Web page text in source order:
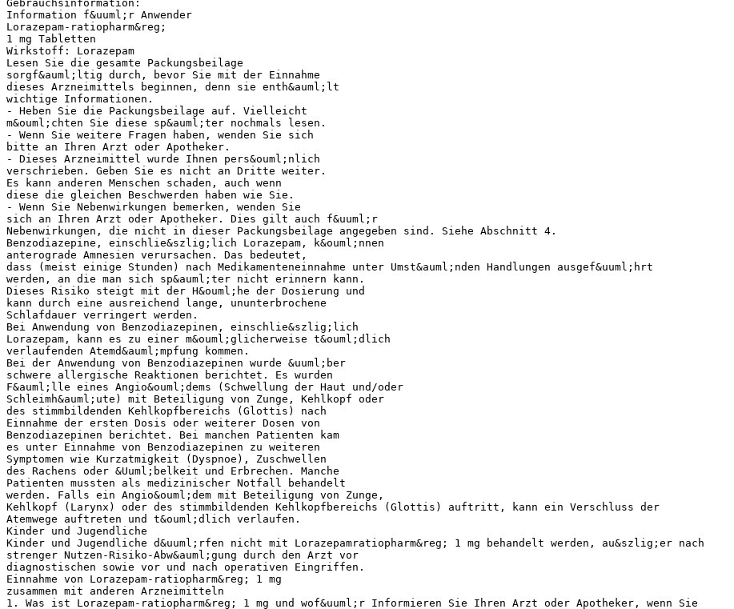
Gebrauchsinformation: Information f&uuml;r Anwender Lorazepam-ratiopharm&reg; 1 mg Tabletten Wirkstoff: Lorazepam Lesen Sie die gesamte Packungsbeilage sorgf&auml;ltig durch, bevor Sie mit der Einnahme dieses Arzneimittels beginnen, denn sie enth&auml;lt wichtige Informationen. - Heben Sie die Packungsbeilage auf. Vielleicht m&ouml;chten Sie diese sp&auml;ter nochmals lesen. - Wenn Sie weitere Fragen haben, wenden Sie sich bitte an Ihren Arzt oder Apotheker. - Dieses Arzneimittel wurde Ihnen pers&ouml;nlich verschrieben. Geben Sie es nicht an Dritte weiter. Es kann anderen Menschen schaden, auch wenn diese die gleichen Beschwerden haben wie Sie. - Wenn Sie Nebenwirkungen bemerken, wenden Sie sich an Ihren Arzt oder Apotheker. Dies gilt auch f&uuml;r Nebenwirkungen, die nicht in dieser Packungsbeilage angegeben sind. Siehe Abschnitt 4. Benzodiazepine, einschlie&szlig;lich Lorazepam, k&ouml;nnen anterograde Amnesien verursachen. Das bedeutet, dass (meist einige Stunden) nach Medikamenteneinnahme unter Umst&auml;nden Handlungen ausgef&uuml;hrt werden, an die man sich sp&auml;ter nicht erinnern kann. Dieses Risiko steigt mit der H&ouml;he der Dosierung und kann durch eine ausreichend lange, ununterbrochene Schlafdauer verringert werden. Bei Anwendung von Benzodiazepinen, einschlie&szlig;lich Lorazepam, kann es zu einer m&ouml;glicherweise t&ouml;dlich verlaufenden Atemd&auml;mpfung kommen. Bei der Anwendung von Benzodiazepinen wurde &uuml;ber schwere allergische Reaktionen berichtet. Es wurden F&auml;lle eines Angio&ouml;dems (Schwellung der Haut und/oder Schleimh&auml;ute) mit Beteiligung von Zunge, Kehlkopf oder des stimmbildenden Kehlkopfbereichs (Glottis) nach Einnahme der ersten Dosis oder weiterer Dosen von Benzodiazepinen berichtet. Bei manchen Patienten kam es unter Einnahme von Benzodiazepinen zu weiteren Symptomen wie Kurzatmigkeit (Dyspnoe), Zuschwellen des Rachens oder &Uuml;belkeit und Erbrechen. Manche Patienten mussten als medizinischer Notfall behandelt werden. Falls ein Angio&ouml;dem mit Beteiligung von Zunge, Kehlkopf (Larynx) oder des stimmbildenden Kehlkopfbereichs (Glottis) auftritt, kann ein Verschluss der Atemwege auftreten und t&ouml;dlich verlaufen. Kinder und Jugendliche Kinder und Jugendliche d&uuml;rfen nicht mit Lorazepamratiopharm&reg; 1 mg behandelt werden, au&szlig;er nach strenger Nutzen-Risiko-Abw&auml;gung durch den Arzt vor diagnostischen sowie vor und nach operativen Eingriffen. Einnahme von Lorazepam-ratiopharm&reg; 1 mg zusammen mit anderen Arzneimitteln 1. Was ist Lorazepam-ratiopharm&reg; 1 mg und wof&uuml;r Informieren Sie Ihren Arzt oder Apotheker, wenn Sie wird es angewendet? andere Arzneimittel einnehmen/anwenden k&uuml;rzlich andere Arzneimittel eingenommen/angewendet haben, 2. Was sollten Sie vor der Einnahme von oder beabsichtigen andere Arzneimittel einzunehmen/ Lorazepam-ratiopharm&reg; 1 mg beachten? anzuwenden. Informieren Sie Ihren Arzt insbesondere bei folgenden 3. Wie ist Lorazepam-ratiopharm&reg; 1 mg Arzneimitteln: einzunehmen? • Zentral d&auml;mpfenden Arzneimittel (z. B. Psychopharmaka, Schlafmittel, Beruhigungsmittel, 4. Welche Nebenwirkungen sind m&ouml;glich? Narkosemittel, Betablocker, Schmerzmittel vom 5. Wie ist Lorazepam-ratiopharm&reg; 1 mg Opiattyp, sedierende Antihistaminika, Antiepileptika, aufzubewahren? Lithium-Pr&auml;parate): Es kann zu einer Verst&auml;rkung der zentral d&auml;mpfenden Effekte kommen. 6. Inhalt der Packung und weitere Informationen • Muskelerschlaffende Mittel (Muskelrelaxantien), Schmerzmittel und Lachgas: Die muskelerschlaffende Wirkung kann verst&auml;rkt werden – insbesondere bei &auml;lteren Patienten und bei h&ouml;herer Dosierung Was ist Lorazepam-ratiopharm&reg; 1 mg (Sturzgefahr!). . und wof&uuml;r wird es angewendet? • Levodopa: Die Wirkung von Levodopa kann gehemmt werden. Lorazepam-ratiopharm&reg; 1 mg ist ein beruhigendes • Cimetidin, Isoniazid, Erythromycin, Omeprazol, und angstl&ouml;sendes Arzneimittel (Tranquilizer) aus der Esomeprazol, Itraconazol, Ketoconazol, Fluconazol, Wirkstoffgruppe der Benzodiazepine. Voriconazol, Valproins&auml;ure, Probenecid: Die Wirkung Lorazepam-ratiopharm&reg; 1 mg wird angewendet von Lorazepam-ratiopharm&reg; 1 mg kann verst&auml;rkt und • zur symptomatischen Behandlung von akuten und verl&auml;ngert werden. chronischen Angst-, Spannungs- und Erregungs• Theophyllin, Aminophyllin, Rifampicin: Die Wirkung von zust&auml;nden sowie dadurch bedingte Schlafst&ouml;rungen. Lorazepam-ratiopharm&reg; 1 mg kann vermindert werden. • zur Beruhigung (Sedierung) vor untersuchenden • Clozapin: Es kann zu einer ausgepr&auml;gten D&auml;mpfung, (diagnostischen) sowie vor und nach operativen &uuml;berm&auml;&szlig;igem Speichelfluss und St&ouml;rungen der Eingriffen. Bewegungskoordination kommen. • Natriumoxybat: Kann eine Abflachung der Atmung Hinweise: verst&auml;rken und eine Notfallbehandlung erfordern. Nicht alle Angst-, Spannungs- und Erregungszust&auml;nde bed&uuml;rfen einer medikament&ouml;sen Behandlung. Oftmals sind Wenn Sie unter Dauerbehandlung mit anderen Arzneimitteln stehen, sind im Einzelfall Art und Umfang von sie Ausdruck k&ouml;rperlicher oder seelischer Erkrankungen Wechselwirkungen, besonders zu Beginn der Behandlung und k&ouml;nnen durch andere Ma&szlig;nahmen oder gezielte nicht sicher vorhersehbar. Behandlung der Grunderkrankungen behoben werden. Angst- und Spannungszust&auml;nde infolge von gew&ouml;hnlichem Einnahme von Lorazepam-ratiopharm&reg; 1 mg Alltagsstress sollten normalerweise nicht mit einem zusammen mit Nahrungsmitteln, Getr&auml;nken und Arzneimittel wie Lorazepam-ratiopharm&reg; 1 mg behandelt Alkohol werden. Die Einnahme von Grapefruitsaft kann die Wirkung von Der Einsatz von Lorazepam als Schlafmittel erscheint nur Lorazepam-ratiopharm&reg; 1 mg beeinflussen. W&auml;hrend dann gerechtfertigt, wenn gleichzeitig Benzodiazepinder Behandlung mit Lorazepam-ratiopharm&reg; 1 mg sollte Wirkungen am Tag erw&uuml;nscht sind. deshalb kein Grapefruitsaft eingenommen werden. Sie sollten keinen Alkohol trinken, da dieser die Wirkungen von Lorazepam-ratiopharm&reg; 1 mg in nicht Was sollten Sie vor der Einnahme vorhersehbarer Weise ver&auml;ndern und verst&auml;rken kann. . von Lorazepam-ratiopharm&reg; 1 mg Schwangerschaft und Stillzeit beachten? Wenn Sie schwanger sind oder stillen, oder wenn Sie Lorazepam-ratiopharm&reg; 1 mg darf nicht eingenommen vermuten, schwanger zu sein oder beabsichtigen, werden schwanger zu werden, fragen Sie vor der Einnahme • wenn Sie allergisch gegen Lorazepam, andere Arzneidieses Arzneimittels Ihren Arzt oder Apotheker um Rat. stoffe derselben Wirkstoffgruppe (Benzodiazepine) oder In der Schwangerschaft soll Lorazepam-ratiopharm&reg; 1 mg einen der in Abschnitt 6. genannten sonstigen Bestand- nicht eingenommen werden, da keine ausreichenden teile dieses Arzneimittels sind. therapeutischen Erfahrungen mit Lorazepam vorliegen. • bei bestehenden oder zur&uuml;ckliegenden Abh&auml;ngigkeitsEine w&auml;hrend der Behandlung mit Lorazepamerkrankungen (Alkohol, Arzneimittel, Drogen). ratiopharm&reg; 1 mg eintretende Schwangerschaft ist sofort • bei bestimmten Formen krankhafter Muskelschw&auml;che dem Arzt mitzuteilen, der &uuml;ber Weiterf&uuml;hren oder Beenden (Myasthenia gravis). der Therapie entscheidet. • bei St&ouml;rungen der Bewegungskoordination (zerebellare Bei l&auml;ngerer Einnahme von Benzodiazepinen und in und spinale Ataxien). h&ouml;heren Dosen durch die Schwangere k&ouml;nnen beim • bei akuter Vergiftung mit zentrald&auml;mpfenden ArzneiNeugeborenen durch Gew&ouml;hnung und Abh&auml;ngigkeit mitteln (z. B. Schlaf- oder Schmerzmittel, Arzneimittel Entzugserscheinungen nach der Geburt auftreten. zur Behandlung geistig-seelischer St&ouml;rungen wie Wird Lorazepam-ratiopharm&reg; 1 mg gegen Ende der Neuroleptika, Antidepressiva, Lithium) sowie Alkohol. Schwangerschaft oder in gr&ouml;&szlig;eren Dosen vor oder unter • wenn Sie unter St&ouml;rungen der Atmung leiden z. B. der Geburt verabreicht, k&ouml;nnen beim Neugeborenen zeitweiligem, vor&uuml;bergehendem Atemstillstand w&auml;hrend verminderte Aktivit&auml;t, erniedrigte K&ouml;rpertemperatur, des Schlafes (Schlafapnoe-Syndrom) oder chronischherabgesetzte Muskelspannung, Blutdruckerniedrigung, obstruktiver Lungenerkrankung. Atemd&auml;mpfung, Atemstillstand und Trinkm&uuml;digkeit • bei Kindern und Jugendlichen unter 18 Jahren, au&szlig;er (so genanntes „Floppy-infant-Syndrom“) auftreten. nach strenger Nutzen-Risiko-Abw&auml;gung durch den Arzt W&auml;hrend der Stillzeit sollte Lorazepam-ratiopharm&reg; 1 mg vor diagnostischen sowie vor und nach operativen nicht eingenommen werden, da Lorazepam in die Eingriffen. Muttermilch &uuml;bertritt. Bei zwingender Indikation sollte abgestillt werden. Warnhinweise und Vorsichtsma&szlig;nahmen Bitte sprechen Sie mit Ihrem Arzt oder Apotheker, bevor Verkehrst&uuml;chtigkeit und F&auml;higkeit zum Bedienen von Sie Lorazepam-ratiopharm&reg; 1 mg einnehmen. Maschinen • Bei einer der folgenden Erkrankungen: Dieses Arzneimittel kann auch bei bestimmungsgem&auml;&szlig;em Gebrauch das Reaktionsverm&ouml;gen so weit ver&auml;ndern, - Depressionen oder Angstzust&auml;nden verbunden mit dass die F&auml;higkeit zur aktiven Teilnahme am Depressionen: Lorazepam-ratiopharm&reg; 1 mg kann Stra&szlig;enverkehr oder zum Bedienen von Maschinen selbstsch&auml;digende Gedanken, die Sie m&ouml;glichererheblich beeintr&auml;chtigt wird. Dies gilt in verst&auml;rktem weise haben, verst&auml;rken (Selbstmord). - Herzschw&auml;che, erniedrigter Blutdruck, hirnorganische Ma&szlig;e im Zusammenwirken mit Alkohol. Ver&auml;nderungen, eingeschr&auml;nkte Leberfunktion, Daher sollten Sie das F&uuml;hren von Fahrzeugen, die eingeschr&auml;nkte Nierenfunktion: Das Ansprechen Bedienung von Maschinen oder sonstige gefahrvolle auf Lorazepam-ratiopharm&reg; 1 mg ist h&auml;ufig st&auml;rker T&auml;tigkeiten ganz, zumindest jedoch w&auml;hrend der ersten als erw&uuml;ns